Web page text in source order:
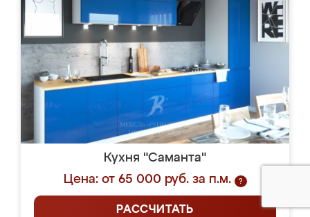
Кухня "Саманта"
Цена: от 65 000 руб. за п.м.
?
РАССЧИТАТЬ